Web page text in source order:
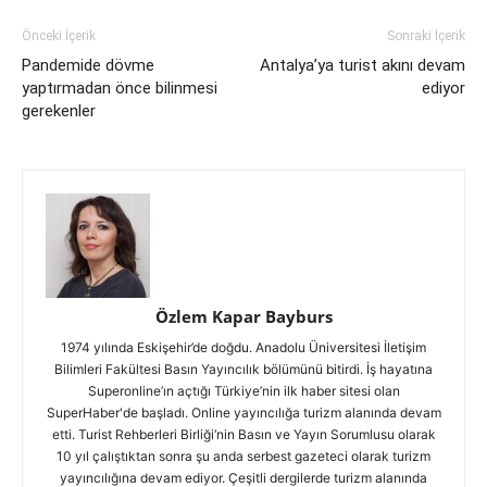
Önceki İçerik
Pandemide dövme
yaptırmadan önce bilinmesi
gerekenler
Sonraki İçerik
Antalya’ya turist akını devam
ediyor
Özlem Kapar Bayburs
1974 yılında Eskişehir’de doğdu. Anadolu Üniversitesi İletişim
Bilimleri Fakültesi Basın Yayıncılık bölümünü bitirdi. İş hayatına
Superonline’ın açtığı Türkiye’nin ilk haber sitesi olan
SuperHaber'de başladı. Online yayıncılığa turizm alanında devam
etti. Turist Rehberleri Birliği‘nin Basın ve Yayın Sorumlusu olarak
10 yıl çalıştıktan sonra şu anda serbest gazeteci olarak turizm
yayıncılığına devam ediyor. Çeşitli dergilerde turizm alanında